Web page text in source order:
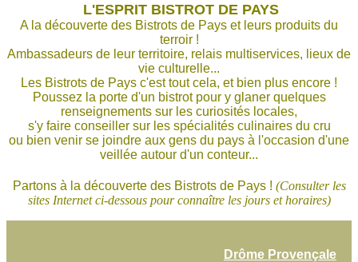
L'ESPRIT BISTROT DE PAYS
A la découverte des Bistrots de Pays et leurs produits du
terroir !
Ambassadeurs de leur territoire, relais multiservices, lieux de
vie culturelle...
Les Bistrots de Pays c'est tout cela, et bien plus encore !
Poussez la porte d'un bistrot pour y glaner quelques
renseignements sur les curiosités locales,
s'y faire conseiller sur les spécialités culinaires du cru
ou bien venir se joindre aux gens du pays à l'occasion d'une
veillée autour d'un conteur...
Partons à la découverte des Bistrots de Pays ! (Consulter les
sites Internet ci-dessous pour connaître les jours et horaires)
Drôme Provençale